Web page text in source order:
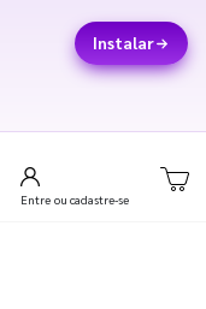
Instalar
Entre ou cadastre-se